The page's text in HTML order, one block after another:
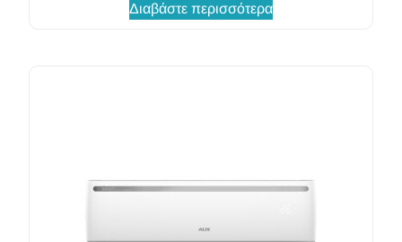
Διαβάστε περισσότερα